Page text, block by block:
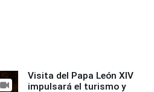
Visita del Papa León XIV
impulsará el turismo y